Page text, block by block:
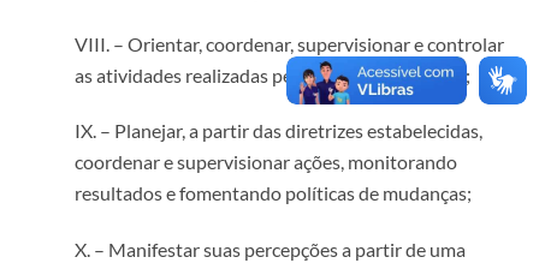
VIII. – Orientar, coordenar, supervisionar e controlar
as atividades realizadas pela equipe de trabalho;
IX. – Planejar, a partir das diretrizes estabelecidas,
coordenar e supervisionar ações, monitorando
resultados e fomentando políticas de mudanças;
X. – Manifestar suas percepções a partir de uma